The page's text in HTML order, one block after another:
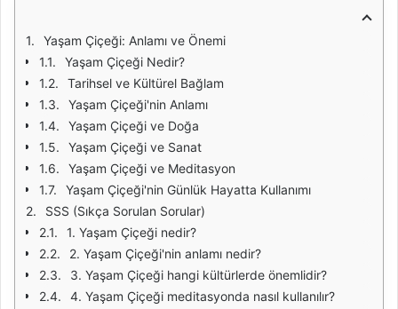
Yaşam Çiçeği: Anlamı ve Önemi
Yaşam Çiçeği Nedir?
Tarihsel ve Kültürel Bağlam
Yaşam Çiçeği'nin Anlamı
Yaşam Çiçeği ve Doğa
Yaşam Çiçeği ve Sanat
Yaşam Çiçeği ve Meditasyon
Yaşam Çiçeği'nin Günlük Hayatta Kullanımı
SSS (Sıkça Sorulan Sorular)
1. Yaşam Çiçeği nedir?
2. Yaşam Çiçeği'nin anlamı nedir?
3. Yaşam Çiçeği hangi kültürlerde önemlidir?
4. Yaşam Çiçeği meditasyonda nasıl kullanılır?